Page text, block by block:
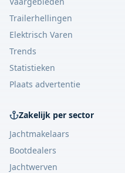
Trailerhellingen
Elektrisch Varen
Trends
Statistieken
Plaats advertentie
Zakelijk per sector
Jachtmakelaars
Bootdealers
Jachtwerven